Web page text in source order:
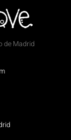
de Madrid